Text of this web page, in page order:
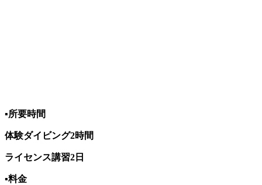
▪️所要時間
体験ダイビング2時間
ライセンス講習2日
▪️料金